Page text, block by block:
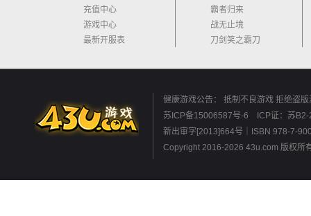
充值中心
游戏中心
最新开服表
霸者归来
战无止境
刀剑笑之霸刀
健康游戏公告： 抵制不良游戏 拒绝盗
苏ICP备15006587号-6
ICP证：苏
新出审字[2013]664号｜ISBN 978-7-
Copyright 2016-2026 43u.com 版权所